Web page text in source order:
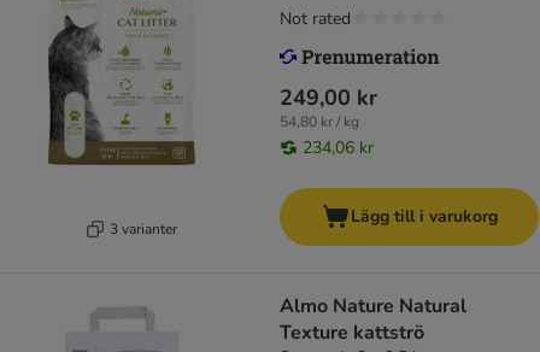
3 varianter
249,00 kr
54,80 kr / kg
234,06 kr
Not rated
Lägg till i varukorg
Almo Nature Natural
Texture kattströ